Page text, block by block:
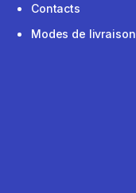
Contacts
Modes de livraison